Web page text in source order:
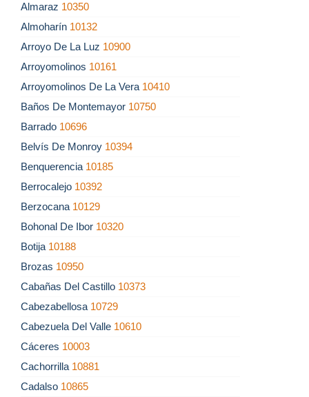
Almaraz 10350
Almoharín 10132
Arroyo De La Luz 10900
Arroyomolinos 10161
Arroyomolinos De La Vera 10410
Baños De Montemayor 10750
Barrado 10696
Belvís De Monroy 10394
Benquerencia 10185
Berrocalejo 10392
Berzocana 10129
Bohonal De Ibor 10320
Botija 10188
Brozas 10950
Cabañas Del Castillo 10373
Cabezabellosa 10729
Cabezuela Del Valle 10610
Cáceres 10003
Cachorrilla 10881
Cadalso 10865